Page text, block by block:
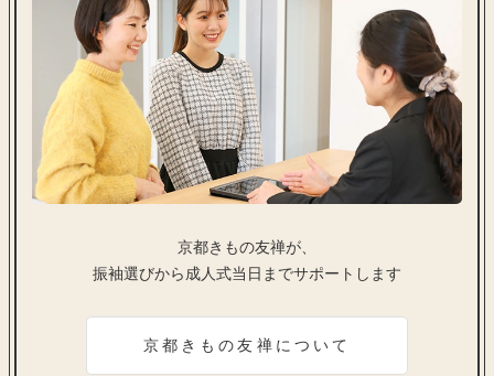
京都きもの友禅が、
振袖選びから成人式当日までサポートします
京都きもの友禅について